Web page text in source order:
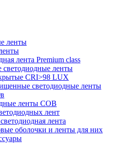
лента Premium class
ленты
CRI>98 LUX
светодиодные ленты
ленты COB
лент
лента
оболочки и ленты для них